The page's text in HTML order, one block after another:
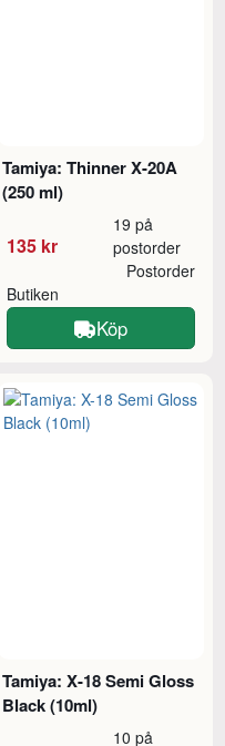
Tamiya: Thinner X-20A
(250 ml)
135 kr
19 på
postorder
Butiken
Postorder
Köp
Tamiya: X-18 Semi Gloss
Black (10ml)
10 på